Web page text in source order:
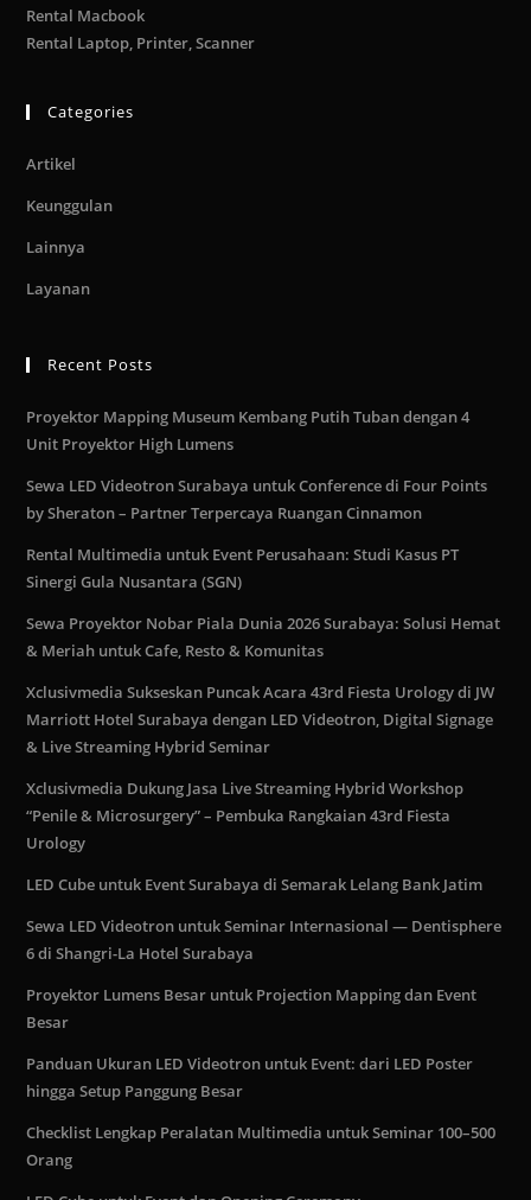
Rental Macbook
Rental Laptop, Printer, Scanner
Categories
Artikel
Keunggulan
Lainnya
Layanan
Recent Posts
Proyektor Mapping Museum Kembang Putih Tuban dengan 4
Unit Proyektor High Lumens
Sewa LED Videotron Surabaya untuk Conference di Four Points
by Sheraton – Partner Terpercaya Ruangan Cinnamon
Rental Multimedia untuk Event Perusahaan: Studi Kasus PT
Sinergi Gula Nusantara (SGN)
Sewa Proyektor Nobar Piala Dunia 2026 Surabaya: Solusi Hemat
& Meriah untuk Cafe, Resto & Komunitas
Xclusivmedia Sukseskan Puncak Acara 43rd Fiesta Urology di JW
Marriott Hotel Surabaya dengan LED Videotron, Digital Signage
& Live Streaming Hybrid Seminar
Xclusivmedia Dukung Jasa Live Streaming Hybrid Workshop
“Penile & Microsurgery” – Pembuka Rangkaian 43rd Fiesta
Urology
LED Cube untuk Event Surabaya di Semarak Lelang Bank Jatim
Sewa LED Videotron untuk Seminar Internasional — Dentisphere
6 di Shangri-La Hotel Surabaya
Proyektor Lumens Besar untuk Projection Mapping dan Event
Besar
Panduan Ukuran LED Videotron untuk Event: dari LED Poster
hingga Setup Panggung Besar
Checklist Lengkap Peralatan Multimedia untuk Seminar 100–500
Orang